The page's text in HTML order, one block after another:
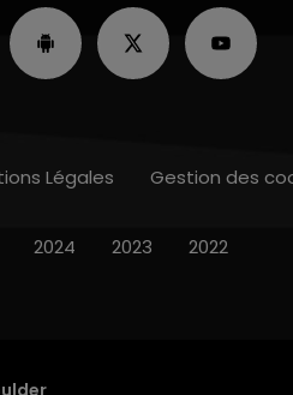
Légales Gestion des
2024 2023 2022